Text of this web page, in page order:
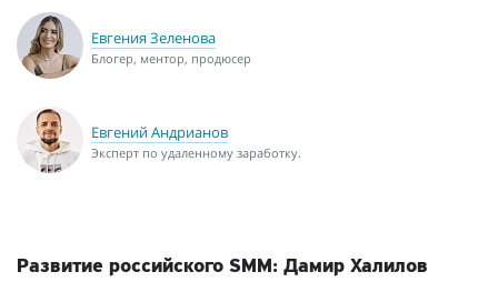
Евгения Зеленова
Блогер, ментор, продюсер
Евгений Андрианов
Эксперт по удаленному заработку.
Развитие российского SMM: Дамир Халилов